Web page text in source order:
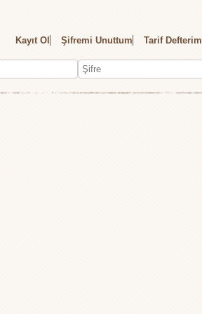
Kayıt Ol Şifremi Unuttum Tarif Defterim